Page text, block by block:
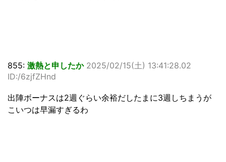
855: 激熱と申したか 2025/02/15(土) 13:41:28.02
ID:/6zjfZHnd
出陣ボーナスは2週ぐらい余裕だしたまに3週しちまうが
こいつは早漏すぎるわ